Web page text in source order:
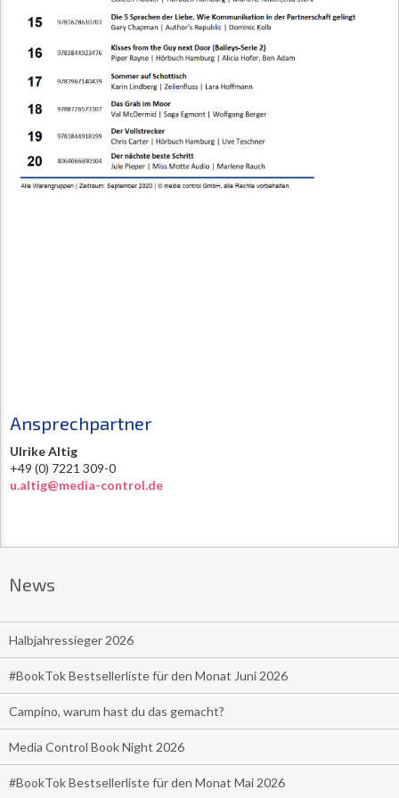
Ansprechpartner
Ulrike Altig
+49 (0) 7221 309-0
u.altig@media-control.de
News
Halbjahressieger 2026
#BookTok Bestsellerliste für den Monat Juni 2026
Campino, warum hast du das gemacht?
Media Control Book Night 2026
#BookTok Bestsellerliste für den Monat Mai 2026